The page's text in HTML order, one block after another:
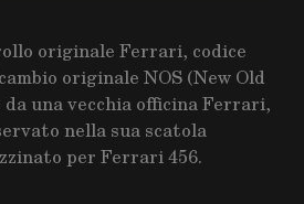
originale Ferrari, codice
originale NOS (New Old
una vecchia officina Ferrari,
nella sua scatola
per Ferrari 456.